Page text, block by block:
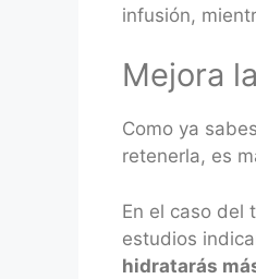
infusión,
Mejora
Como ya
retenerla, es
En el caso del
estudios
hidratarás